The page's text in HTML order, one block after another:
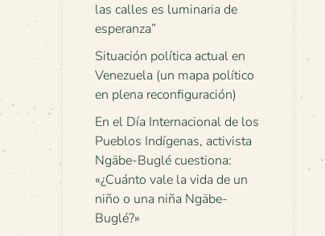
las calles es luminaria de
esperanza”
Situación política actual en
Venezuela (un mapa político
en plena reconfiguración)
En el Día Internacional de los
Pueblos Indígenas, activista
Ngäbe-Buglé cuestiona:
«¿Cuánto vale la vida de un
niño o una niña Ngäbe-
Buglé?»